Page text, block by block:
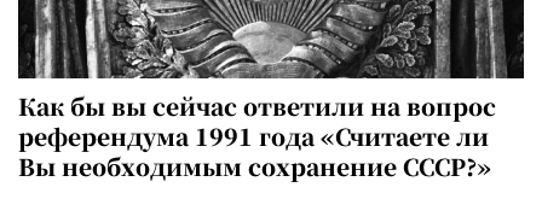
Как бы вы сейчас ответили на вопрос
референдума 1991 года «Считаете ли
Вы необходимым сохранение СССР?»